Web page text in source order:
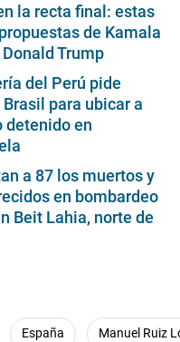
la recta final: estas
de Kamala
Trump
del Perú pide
Brasil para ubicar a
detenido en
a 87 los muertos y
en bombardeo
Beit Lahia, norte de
España Manuel Ruiz